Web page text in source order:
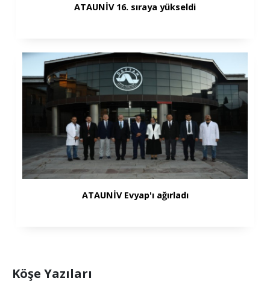
ATAUNİV 16. sıraya yükseldi
ATAUNİV Evyap'ı ağırladı
Köşe Yazıları